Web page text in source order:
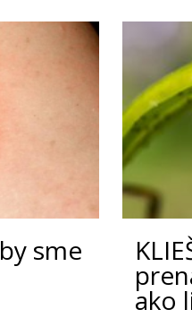
sme
ako